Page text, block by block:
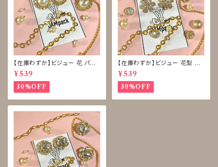
【在庫わずか】ビジュー 花 パー
ル ボタン 再販なし
¥539
30%OFF
【在庫わずか】ビジュー 花型 雪
型 ボタン 再販なし
¥539
30%OFF